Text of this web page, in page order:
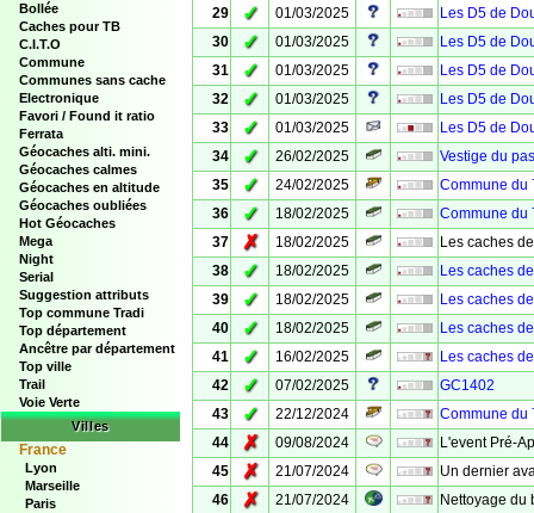
Bollée
Caches pour TB
C.I.T.O
Commune
Communes sans cache
Electronique
Favori / Found it ratio
Ferrata
Géocaches alti. mini.
Géocaches calmes
Géocaches en altitude
Géocaches oubliées
Hot Géocaches
Mega
Night
Serial
Suggestion attributs
Top commune Tradi
Top département
Ancêtre par département
Top ville
Trail
Voie Verte
Villes
France
Lyon
Marseille
Paris
29
✓ 01/03/2025
Les D5 de
30
✓ 01/03/2025
Les D5 de
31
✓ 01/03/2025
Les D5 de
32
✓ 01/03/2025
Les D5 de
33
✓ 01/03/2025
Les D5 de
34
✓ 26/02/2025
Vestige du
35
✓ 24/02/2025
Commune du
36
✓ 18/02/2025
Commune du
37
✗ 18/02/2025
Les caches
38
✓ 18/02/2025
Les caches
39
✓ 18/02/2025
Les caches
40
✓ 18/02/2025
Les caches
41
✓ 16/02/2025
Les caches
42
✓ 07/02/2025
GC1402
43
✓ 22/12/2024
Commune du
44
✗ 09/08/2024
L'event Pré-
45
✗ 21/07/2024
Un dernier
46
✗ 21/07/2024
Nettoyage du